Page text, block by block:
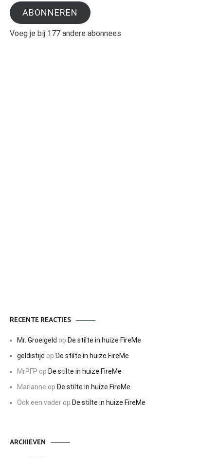
ABONNEREN
Voeg je bij 177 andere abonnees
RECENTE REACTIES
Mr. Groeigeld op De stilte in huize FireMe
geldistijd op De stilte in huize FireMe
MrPFP op De stilte in huize FireMe
Marianne op De stilte in huize FireMe
Ook een vader op De stilte in huize FireMe
ARCHIEVEN